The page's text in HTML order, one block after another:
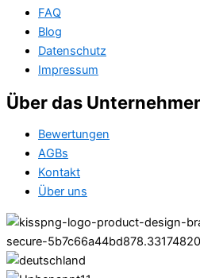
FAQ
Blog
Datenschutz
Impressum
Über das
Bewertungen
AGBs
Kontakt
Über uns